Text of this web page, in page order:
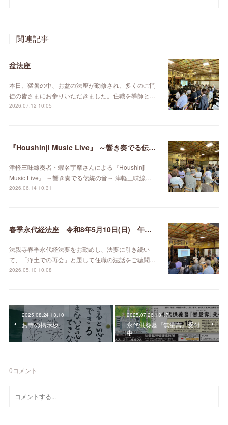
関連記事
盆法座
本日、猛暑の中、お盆の法座が勤修され、多くのご門
徒の皆さまにお参りいただきました。住職を導師と…
2026.07.12 10:05
『Houshinji Music Live』 ～響き奏でる伝統の音～ 津軽三味線・奄美の島唄
津軽三味線奏者・蝦名宇摩さんによる『Houshinji
Music Live』 ～響き奏でる伝統の音～ 津軽三味線…
2026.06.14 10:31
春季永代経法座 令和8年5月10日(日) 午後1時より
法親寺春季永代経法要をお勤めし、法要に引き続い
て、「浄土での再会」と題して住職の法話をご聴聞…
2026.05.10 10:08
2025.08.24 13:10
お寺の掲示板
2025.07.26 13:17
永代供養墓『無量壽』受付
中
0コメント